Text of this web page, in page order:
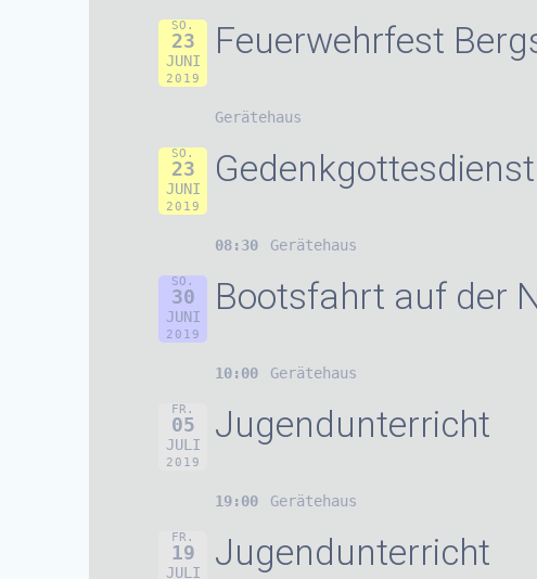
SO.
23
JUNI
2019
Feuerwehrfest
Gerätehaus
SO.
23
JUNI
2019
Gedenkgottesdienst
08:30 Gerätehaus
SO.
30
JUNI
2019
Bootsfahrt auf der
10:00 Gerätehaus
FR.
05
JULI
2019
Jugendunterricht
19:00 Gerätehaus
FR.
19
JULI Jugendunterricht